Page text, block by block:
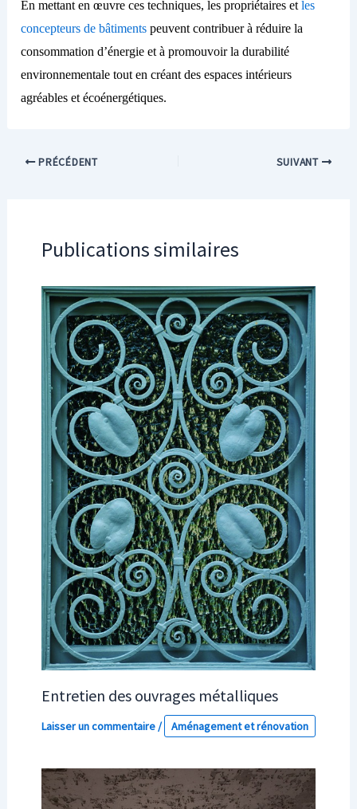
En mettant en œuvre ces techniques, les propriétaires etles
concepteurs de bâtiments peuvent contribuer à réduire la
consommation d’énergie et à promouvoir la durabilité
environnementale tout en créant des espaces intérieurs
agréables et écoénergétiques.
PRÉCÉDENT SUIVANT
Publications similaires
Entretien des ouvrages métalliques
Laisser un commentaire/ Aménagement et rénovation